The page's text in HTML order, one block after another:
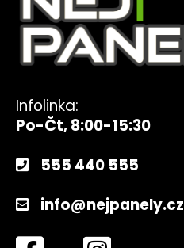
Infolinka:
Po-Čt, 8:00-15:30
555 440 555
info@nejpanely.cz